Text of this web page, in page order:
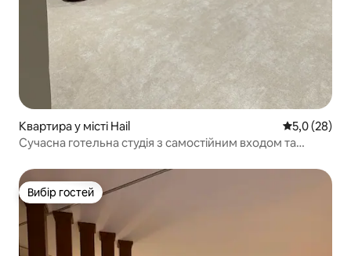
Квартира у місті Hail Середня
5,0 (28)
Сучасна готельна студія з самостійним входом та
Вибір гостей
Вибір гостей